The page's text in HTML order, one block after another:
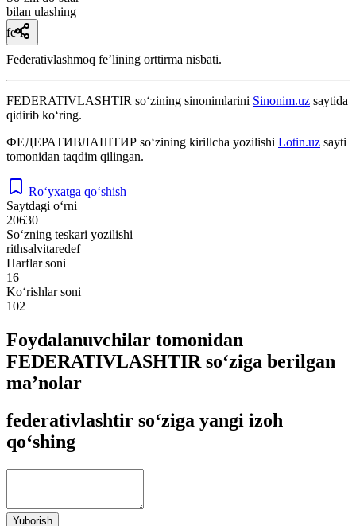
bilan ulashing
fe’l
Federativlashmoq feʼlining orttirma nisbati.
FEDERATIVLASHTIR so‘zining sinonimlarini Sinonim.uz saytida
qidirib ko‘ring.
ФЕДЕРАТИВЛАШТИР so‘zining kirillcha yozilishi Lotin.uz sayti
tomonidan taqdim qilingan.
Ro‘yxatga qo‘shish
Saytdagi o‘rni
20630
So‘zning teskari yozilishi
rithsalvitaredef
Harflar soni
16
Ko‘rishlar soni
102
Foydalanuvchilar tomonidan
FEDERATIVLASHTIR so‘ziga berilgan
ma’nolar
federativlashtir so‘ziga yangi izoh
qo‘shing
Yuborish